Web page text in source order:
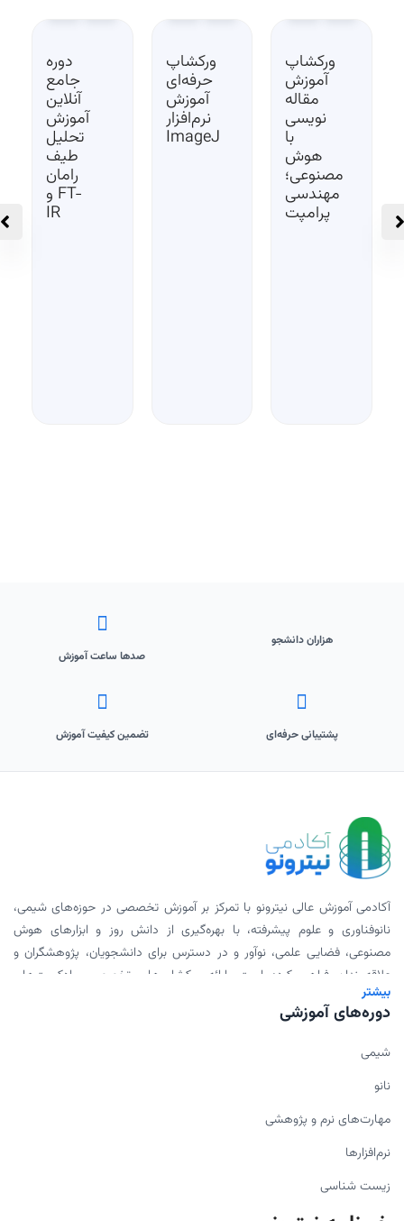
ورکشاپ
آموزش
مقاله‌
نویسی
با
هوش
مصنوعی؛
مهندسی
پرامپت
ورکشاپ
حرفه‌ای
آموزش
نرم‌افزار
ImageJ
دوره
جامع
آنلاین
آموزش
تحلیل
طیف
رامان
و FT-
IR
هزاران دانشجو
صدها ساعت آموزش
پشتیبانی حرفه‌ای تضمین کیفیت آموزش
آکادمی آموزش عالی نیترونو با تمرکز بر آموزش تخصصی در حوزه‌های شیمی،
نانوفناوری و علوم پیشرفته، با بهره‌گیری از دانش روز و ابزارهای هوش
مصنوعی، فضایی علمی، نوآور و در دسترس برای دانشجویان، پژوهشگران و
علاقه‌مندان فراهم کرده است. ارائه ورکشاپ‌های تخصصی، پادکست‌های
علمی، محتوای دانلودی و همکاری با اساتید برجسته، بخشی از مأموریت ما
برای گسترش علم به شیوه‌ای مدرن و اثربخش است.
بیشتر
دوره‌های آموزشی
شیمی
نانو
مهارت‌های نرم و پژوهشی
نرم‌افزارها
زیست شناسی